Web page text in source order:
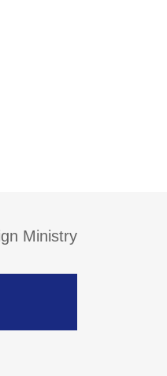
Ministry